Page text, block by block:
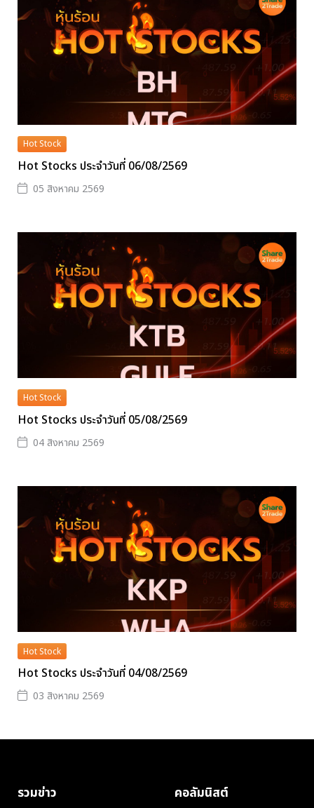
Hot Stock
Hot Stocks ประจำวันที่ 06/08/2569
05 สิงหาคม 2569
Hot Stock
Hot Stocks ประจำวันที่ 05/08/2569
04 สิงหาคม 2569
Hot Stock
Hot Stocks ประจำวันที่ 04/08/2569
03 สิงหาคม 2569
รวมข่าว คอลัมนิสต์